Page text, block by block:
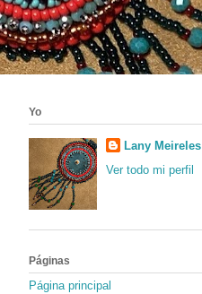
Yo
Lany Meireles
Ver todo mi perfil
Páginas
Página principal